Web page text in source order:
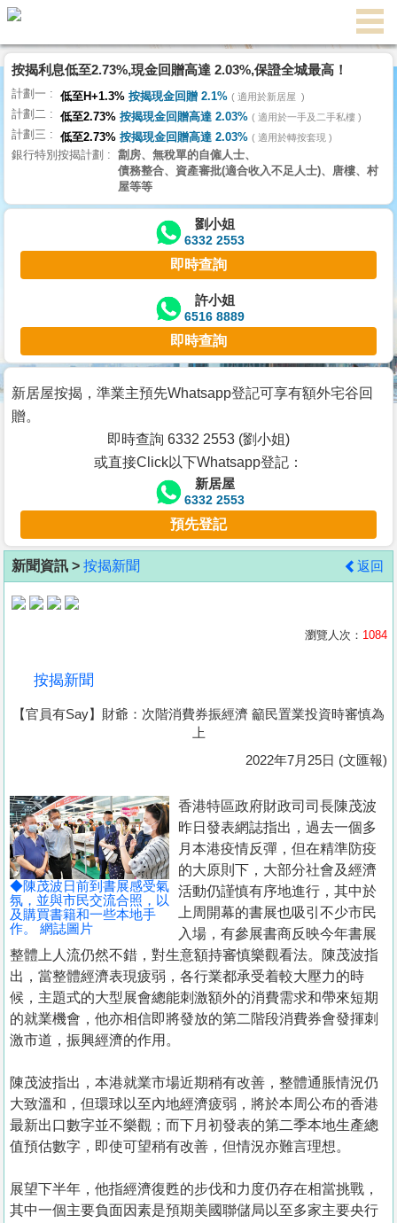
理
主
頁
搵
樓/
交
業
主
宅
谷
按
客
地
產
據
置
業
手
冊
關
我
們
按揭利息低至2.73%,現金回贈高達 2.03%,保證全城最高！
計劃一 低至H+1.3% 按揭現金回贈 2.1% 適用於新居屋
計劃二 低至2.73% 按揭現金回贈高達 2.03% 適用於一手及二手私樓
計劃三 低至2.73% 按揭現金回贈高達 2.03% 適用於轉按套現
銀行特別按揭計劃
劏房、無稅單的自僱人士、
債務整合、資產審批(適合收入不足人士)、唐樓、村
屋等等
劉小姐
6332 2553
即時查詢
許小姐
6516 8889
即時查詢
新居屋按揭，準業主預先Whatsapp登記可享有額外宅谷回
贈。
即時查詢 6332 2553 (劉小姐)
或直接Click以下Whatsapp登記：
新居屋
6332 2553
預先登記
新聞資訊 > 按揭新聞 返回
瀏覽人次： 1084
按揭新聞
【官員有Say】財爺：次階消費券振經濟 籲民置業投資時審慎為
上
2022年7月25日 (文匯報)
◆陳茂波日前到書展感受氣
氛，並與市民交流合照，以
及購買書籍和一些本地手
作。 網誌圖片
香港特區政府財政司司長陳茂波
昨日發表網誌指出，過去一個多
月本港疫情反彈，但在精準防疫
的大原則下，大部分社會及經濟
活動仍謹慎有序地進行，其中於
上周開幕的書展也吸引不少市民
入場，有參展書商反映今年書展
整體上人流仍然不錯，對生意額持審慎樂觀看法。陳茂波指
出，當整體經濟表現疲弱，各行業都承受着較大壓力的時
候，主題式的大型展會總能刺激額外的消費需求和帶來短期
的就業機會，他亦相信即將發放的第二階段消費券會發揮刺
激市道，振興經濟的作用。
陳茂波指出，本港就業市場近期稍有改善，整體通脹情況仍
大致溫和，但環球以至內地經濟疲弱，將於本周公布的香港
最新出口數字並不樂觀；而下月初發表的第二季本地生產總
值預估數字，即使可望稍有改善，但情況亦難言理想。
展望下半年，他指經濟復甦的步伐和力度仍存在相當挑戰，
其中一個主要負面因素是預期美國聯儲局以至多家主要央行